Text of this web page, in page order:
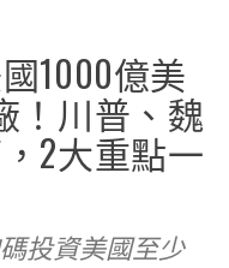
1000億美
！川普、魏
2大重點一
投資美國至少